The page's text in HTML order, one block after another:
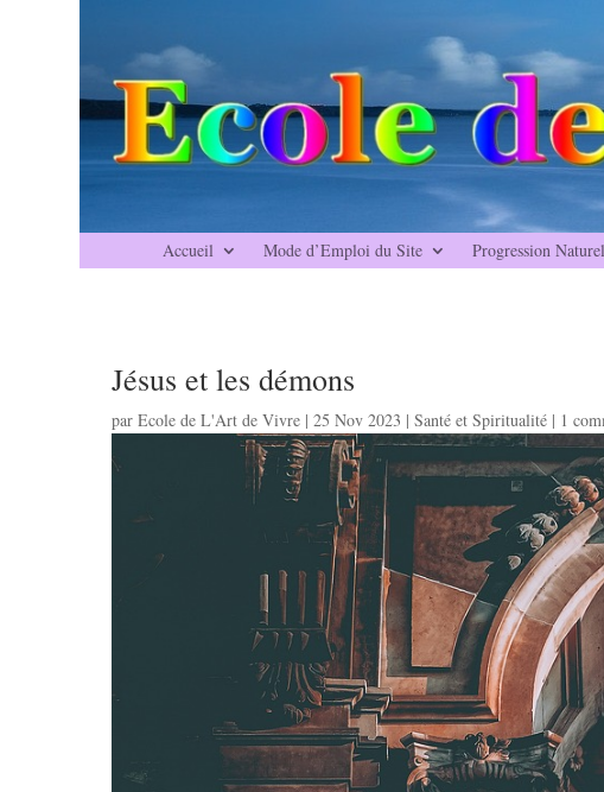
Accueil Mode d’Emploi du Site Progression
Jésus et les démons
parEcole de L'Art de Vivre |25 Nov 2023 |Santé et Spiritualité | 1